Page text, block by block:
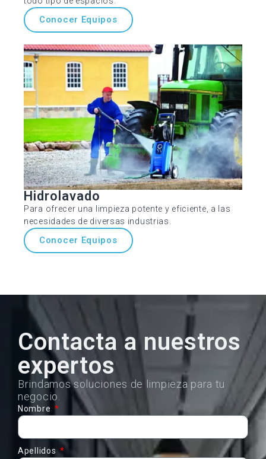
Conocer Equipos
Hidrolavado
Para ofrecer una limpieza potente y eficiente, a las
necesidades de diversas industrias.
Conocer Equipos
Contacta a nuestros
expertos
Brindamos soluciones de limpieza para tu
negocio.
Nombre
Apellidos